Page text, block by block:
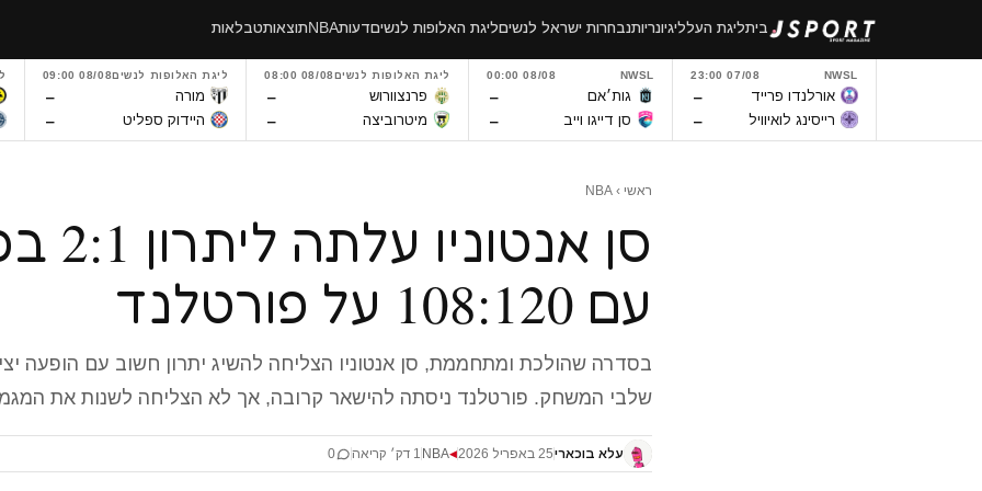
ביתליגת העלליגיונריותנבחרות ישראל לנשיםליגת האלופות לנשיםדעותNBAתוצאותטבלאות
NWSL
07/08 23:00
אורלנדו פרייד –
רייסינג לואיוויל –
NWSL
08/08 00:00
גות׳אם –
סן דייגו וייב –
ליגת האלופות לנשים08/08 08:00
פרנצוורוש –
מיטרוביצה –
ליגת האלופות לנשים08/08 09:00
מורה –
היידוק ספליט –
ראשי ›
NBA
סן
עם 108:120 על פורטלנד
בסדרה שהולכת ומתחממת, סן אנטוניו הצליחה להשיג יתרון חשוב עם הופעה
שלבי המשחק. פורטלנד ניסתה להישאר קרובה, אך לא הצליחה לשנות את
עלא בוכארי25 באפריל 2026 ◀
NBA 1 דק׳ קריאה 0